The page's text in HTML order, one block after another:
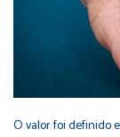
O valor foi definido